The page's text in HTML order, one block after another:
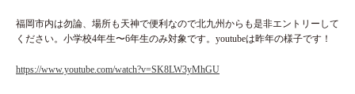
福岡市内は勿論、場所も天神で便利なので北九州からも是非エントリーして
ください。小学校4年生〜6年生のみ対象です。youtubeは昨年の様子です！
https://www.youtube.com/watch?v=SK8LW3yMhGU